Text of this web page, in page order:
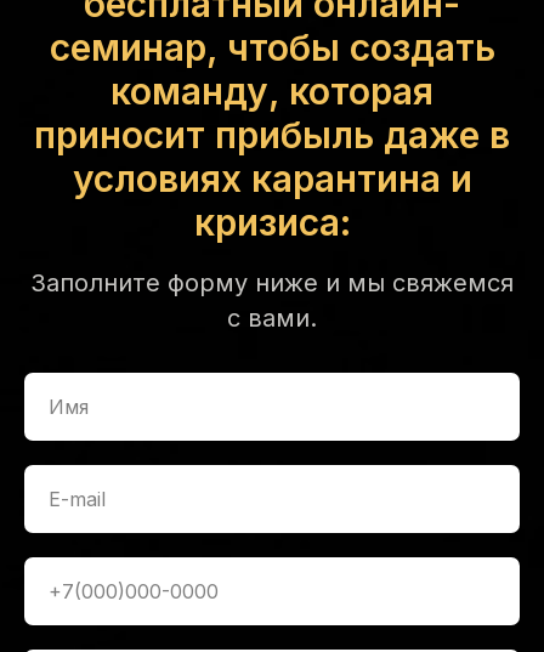
семинар, чтобы создать
команду, которая
приносит прибыль даже в
условиях карантина и
кризиса:
Заполните форму ниже и мы свяжемся
с вами.